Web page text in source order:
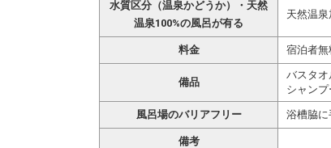
水質区分（温泉かどうか）・天然
温泉100%の風呂が有る
天然温
料金 宿泊者無
備品
バスタオ
シャン
風呂場のバリアフリー 浴槽脇
備考